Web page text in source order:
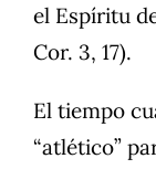
el Espíritu
Cor. 3, 17).
El tiempo
“atlético”